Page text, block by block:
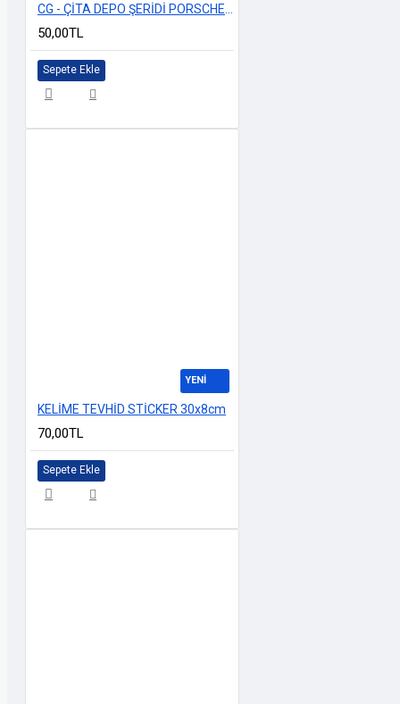
CG - ÇİTA DEPO ŞERİDİ PORSCHE BEYAZ
50,00TL
Sepete Ekle
YENİ
KELİME TEVHİD STİCKER 30x8cm
70,00TL
Sepete Ekle